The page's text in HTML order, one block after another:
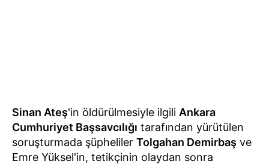
Sinan Ateş'in öldürülmesiyle ilgili Ankara
Cumhuriyet Başsavcılığı tarafından yürütülen
soruşturmada şüpheliler Tolgahan Demirbaş ve
Emre Yüksel'in, tetikçinin olaydan sonra